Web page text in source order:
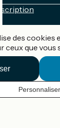
des cookies
ceux que vous
Personnaliser